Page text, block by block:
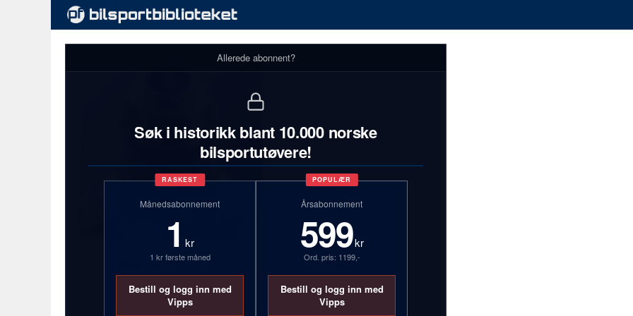
Markus Foss
44 år
Allerede abonnent?
Søk i historikk blant 10.000 norske
bilsportutøvere!
RASKEST
Månedsabonnement
1 kr
1 kr første måned
Bestill og logg inn med
Vipps
POPULÆR
Årsabonnement
599kr
Ord. pris: 1199,-
Bestill og logg inn med
Vipps